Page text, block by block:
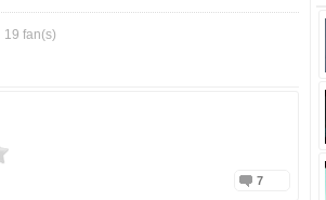
19 fan(s)
7